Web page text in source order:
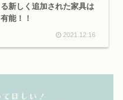
る新しく追加された家具は
有能！！
2021.12.16